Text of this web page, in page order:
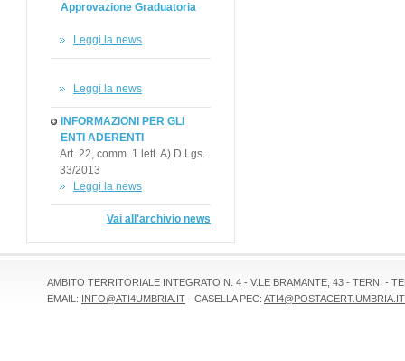
Approvazione Graduatoria
Leggi la news
Leggi la news
INFORMAZIONI PER GLI
ENTI ADERENTI
Art. 22, comm. 1 lett. A) D.Lgs.
33/2013
Leggi la news
Vai all'archivio news
AMBITO TERRITORIALE INTEGRATO N. 4 - V.LE BRAMANTE, 43 - TERNI -
EMAIL: INFO@ATI4UMBRIA.IT - CASELLA PEC: ATI4@POSTACERT.UMBRIA.IT